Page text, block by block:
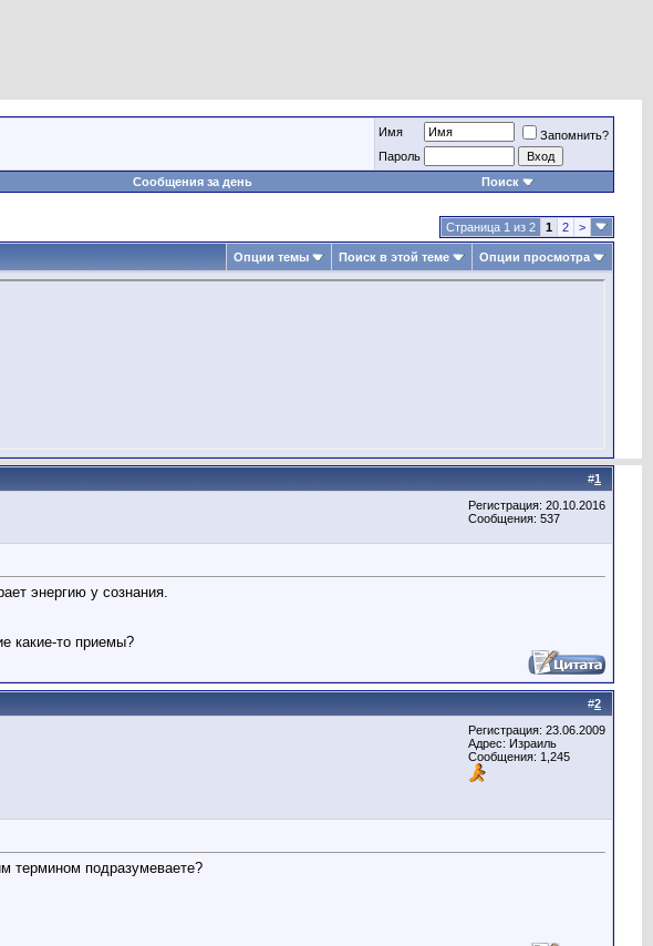
Имя
Запомнить?
Пароль
Сообщения за день Поиск
Страница 1 из 2 1 2 >
Опции темы Поиск в этой теме Опции просмотра
#1
Регистрация: 20.10.2016
Сообщения: 537
энергию у сознания.
какие-то приемы?
#2
Регистрация: 23.06.2009
Адрес: Израиль
Сообщения: 1,245
термином подразумеваете?